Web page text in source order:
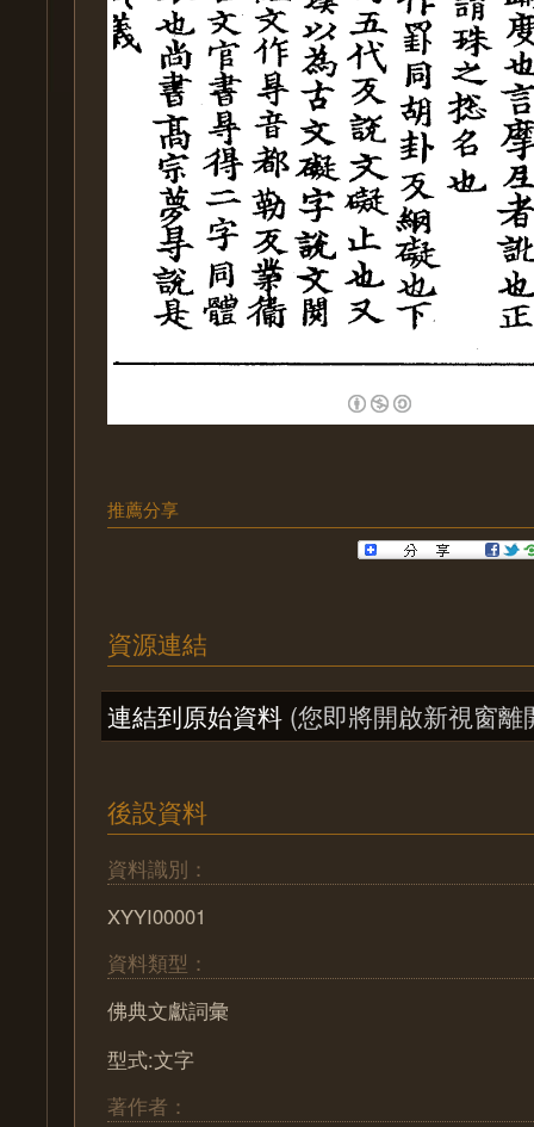
推薦分享
資源連結
連結到原始資料 (您即將開啟新視窗離
後設資料
資料識別：
XYYI00001
資料類型：
佛典文獻詞彙
型式:文字
著作者：